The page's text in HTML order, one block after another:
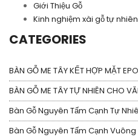
Giới Thiệu Gỗ
Kinh nghiệm xài gỗ tự
CATEGORIES
BÀN GỖ ME TÂY KẾT HỢP MẶT
BÀN GỖ ME TÂY TỰ NHIÊN CHO
Bàn Gỗ Nguyên Tấm Cạnh Tự
Bàn Gỗ Nguyên Tấm Cạnh